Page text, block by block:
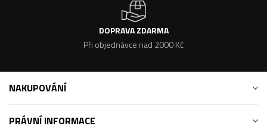
DOPRAVA ZDARMA
Při objednávce nad 2000 Kč
NAKUPOVÁNÍ
PRÁVNÍ INFORMACE